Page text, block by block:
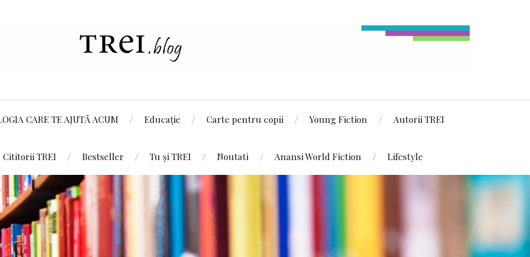
CARE TE AJUTĂ ACUM Educație Carte pentru copii Young Fiction Autorii TREI
Cititorii TREI Bestseller Tu și TREI Noutati Anansi World Fiction Lifestyle